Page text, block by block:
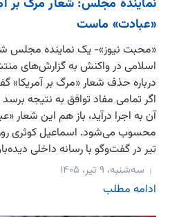
نماینده مجلس: شعار مرگ بر
«عبادت» ماست
«محبت نیوز»- یک نماینده مجلس
اسلامی در واکنش به گزارش‌های
درباره حذف شعار «مرگ بر آمریکا»
اگر تمامی مفاد توافق به نتیجه برسد
آن به اجرا درآید، باز هم این شعار
تیر در گفت‌وگو با رسانه داخلی
سه‌شنبه، ۹ تیر، ۱۴۰۵
ادامه مطلب